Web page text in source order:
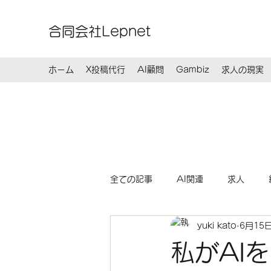
合同会社Lepnet
ホーム X投稿代行 AI顧問 Gambiz 求人の現実
全ての記事 AI関連 求人
私がAI
yuki kato 6月15